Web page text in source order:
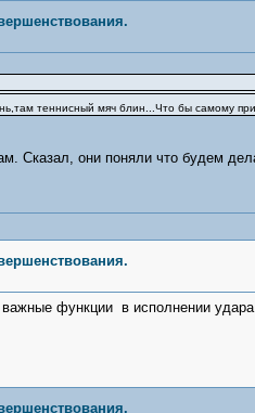
теннисный мяч блин...Что бы самому
Сказал, они поняли что будем
функции в исполнении